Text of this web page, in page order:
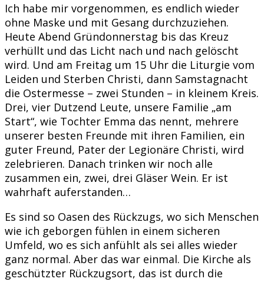
Ich habe mir vorgenommen, es endlich wieder
ohne Maske und mit Gesang durchzuziehen.
Heute Abend Gründonnerstag bis das Kreuz
verhüllt und das Licht nach und nach gelöscht
wird. Und am Freitag um 15 Uhr die Liturgie vom
Leiden und Sterben Christi, dann Samstagnacht
die Ostermesse – zwei Stunden – in kleinem Kreis.
Drei, vier Dutzend Leute, unsere Familie „am
Start“, wie Tochter Emma das nennt, mehrere
unserer besten Freunde mit ihren Familien, ein
guter Freund, Pater der Legionäre Christi, wird
zelebrieren. Danach trinken wir noch alle
zusammen ein, zwei, drei Gläser Wein. Er ist
wahrhaft auferstanden…
Es sind so Oasen des Rückzugs, wo sich Menschen
wie ich geborgen fühlen in einem sicheren
Umfeld, wo es sich anfühlt als sei alles wieder
ganz normal. Aber das war einmal. Die Kirche als
geschützter Rückzugsort, das ist durch die